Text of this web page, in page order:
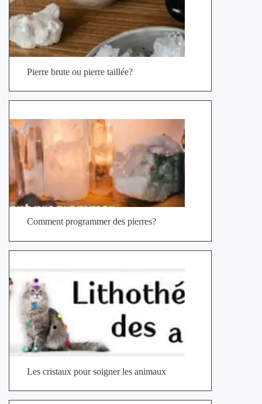
Pierre brute ou pierre taillée?
Comment programmer des pierres?
Les cristaux pour soigner les animaux